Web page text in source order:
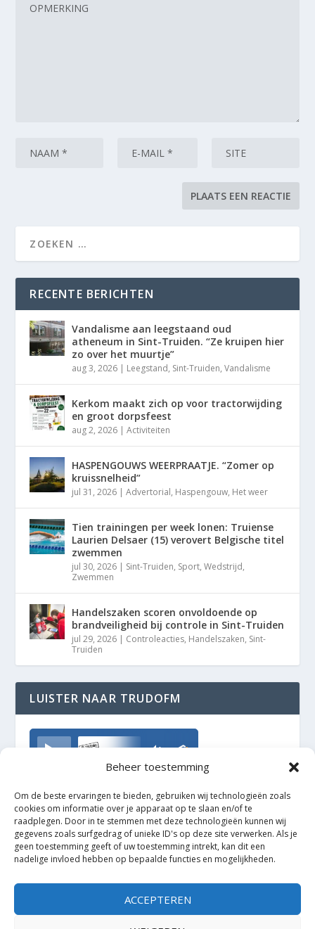
Beheer toestemming
Om de beste ervaringen te bieden, gebruiken wij technologieën zoals
cookies om informatie over je apparaat op te slaan en/of te
raadplegen. Door in te stemmen met deze technologieën kunnen wij
gegevens zoals surfgedrag of unieke ID's op deze site verwerken. Als je
geen toestemming geeft of uw toestemming intrekt, kan dit een
nadelige invloed hebben op bepaalde functies en mogelijkheden.
ACCEPTEREN
RECENTE BERICHTEN
Vandalisme aan leegstaand oud
atheneum in Sint-Truiden. “Ze kruipen hier
zo over het muurtje”
aug 3, 2026 | Leegstand, Sint-Truiden,Vandalisme
Kerkom maakt zich op voor tractorwijding
en groot dorpsfeest
aug 2, 2026 |Activiteiten
HASPENGOUWS WEERPRAATJE. “Zomer op
kruissnelheid”
jul 31, 2026 |Advertorial, Haspengouw, Het weer
Tien trainingen per week lonen: Truiense
Laurien Delsaer (15) verovert Belgische titel
zwemmen
jul 30, 2026 | Sint-Truiden, Sport,Wedstrijd,
Zwemmen
Handelszaken scoren onvoldoende op
brandveiligheid bij controle in Sint-Truiden
jul 29, 2026 | Controleacties, Handelszaken, Sint-
Truiden
LUISTER NAAR TRUDOFM
TrudoFM